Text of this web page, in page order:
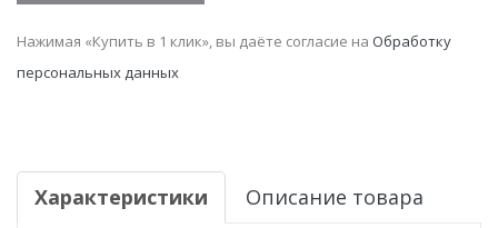
Нажимая «Купить в 1 клик», вы даёте согласие на Обработку
персональных данных
Характеристики Описание товара